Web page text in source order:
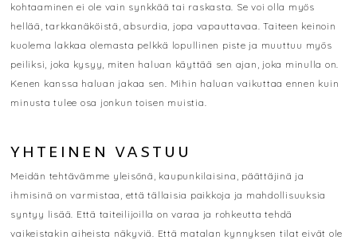
kohtaaminen ei ole vain synkkää tai raskasta. Se voi olla myös
hellää, tarkkanäköistä, absurdia, jopa vapauttavaa. Taiteen keinoin
kuolema lakkaa olemasta pelkkä lopullinen piste ja muuttuu myös
peiliksi, joka kysyy, miten haluan käyttää sen ajan, joka minulla on.
Kenen kanssa haluan jakaa sen. Mihin haluan vaikuttaa ennen kuin
minusta tulee osa jonkun toisen muistia.
YHTEINEN VASTUU
Meidän tehtävämme yleisönä, kaupunkilaisina, päättäjinä ja
ihmisinä on varmistaa, että tällaisia paikkoja ja mahdollisuuksia
syntyy lisää. Että taiteilijoilla on varaa ja rohkeutta tehdä
vaikeistakin aiheista näkyviä. Että matalan kynnyksen tilat eivät ole